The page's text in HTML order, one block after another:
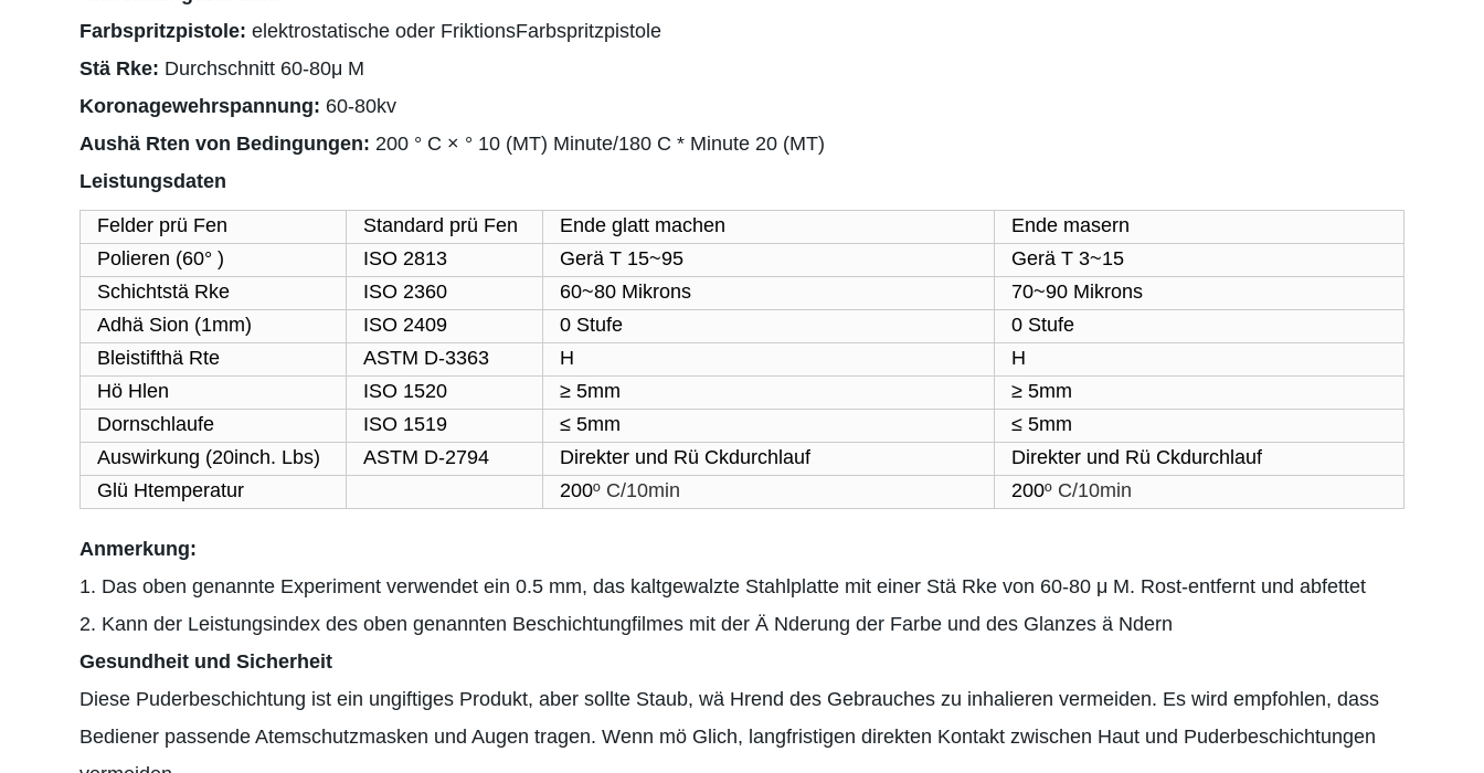
Farbspritzpistole: elektrostatische oder FriktionsFarbspritzpistole
Stä Rke: Durchschnitt 60-80μ M
Koronagewehrspannung: 60-80kv
Aushä Rten von Bedingungen: 200 ° C × ° 10 (MT) Minute/180 C * Minute 20 (MT)
Leistungsdaten
Felder prü Fen
Standard prü Fen Ende glatt machen
Ende masern
Polieren (60° )
ISO 2813 Gerä T 15~95
Gerä T 3~15
Schichtstä Rke
ISO 2360 60~80 Mikrons
70~90 Mikrons
Adhä Sion (1mm)
ISO 2409 0 Stufe
0 Stufe
Bleistifthä Rte
ASTM D-3363 H
H
Hö Hlen
ISO 1520 ≥ 5mm
≥ 5mm
Dornschlaufe
ISO 1519 ≤ 5mm
≤ 5mm
Auswirkung (20inch. Lbs)
ASTM D-2794 Direkter und Rü Ckdurchlauf
Direkter und Rü Ckdurchlauf
Glü Htemperatur
200º C/10min 200º C/10min
Anmerkung:
1. Das oben genannte Experiment verwendet ein 0.5 mm, das kaltgewalzte Stahlplatte mit einer Stä Rke von 60-80 μ M. Rost-entfernt und abfettet
2. Kann der Leistungsindex des oben genannten Beschichtungfilmes mit der Ä Nderung der Farbe und des Glanzes ä Ndern
Gesundheit und Sicherheit
Diese Puderbeschichtung ist ein ungiftiges Produkt, aber sollte Staub, wä Hrend des Gebrauches zu inhalieren vermeiden. Es wird empfohlen, dass
Bediener passende Atemschutzmasken und Augen tragen. Wenn mö Glich, langfristigen direkten Kontakt zwischen Haut und Puderbeschichtungen